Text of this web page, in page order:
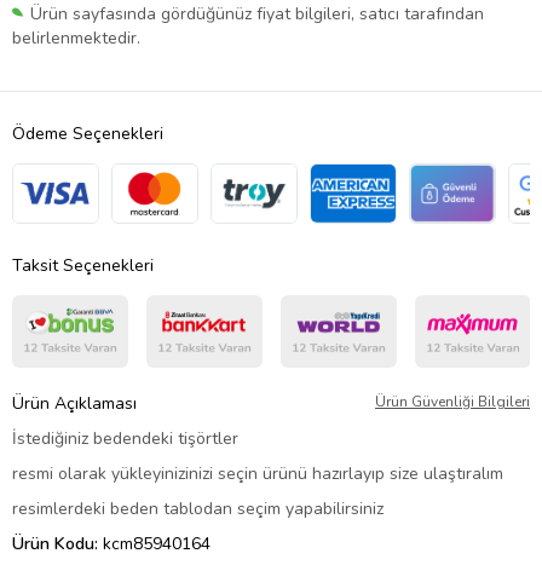
Ürün sayfasında gördüğünüz fiyat bilgileri, satıcı tarafından
belirlenmektedir.
Ödeme Seçenekleri
Taksit Seçenekleri
Ürün Açıklaması Ürün Güvenliği Bilgileri
İstediğiniz bedendeki tişörtler
resmi olarak yükleyinizinizi seçin ürünü hazırlayıp size ulaştıralım
resimlerdeki beden tablodan seçim yapabilirsiniz
Ürün Kodu: kcm85940164